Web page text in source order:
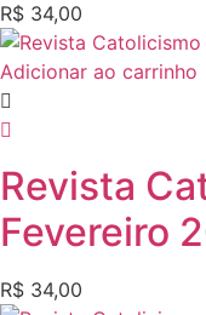
R$ 34,00
Adicionar ao carrinho
Revista
Fevereiro
R$ 34,00